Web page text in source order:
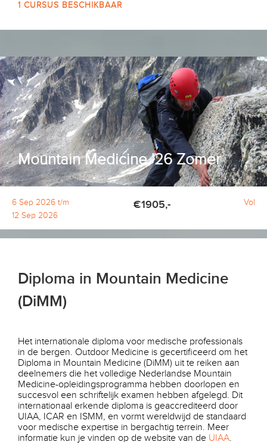
1 CURSUS BESCHIKBAAR
Mountain Medicine '26 Zomer
6 Sep 2026 t/m
12 Sep 2026
€1905,- Vol
Diploma in Mountain Medicine
(DiMM)
Het internationale diploma voor medische professionals
in de bergen. Outdoor Medicine is gecertificeerd om het
Diploma in Mountain Medicine (DiMM) uit te reiken aan
deelnemers die het volledige Nederlandse Mountain
Medicine-opleidingsprogramma hebben doorlopen en
succesvol een schriftelijk examen hebben afgelegd. Dit
internationaal erkende diploma is geaccrediteerd door
UIAA, ICAR en ISMM, en vormt wereldwijd de standaard
voor medische expertise in bergachtig terrein. Meer
informatie kun je vinden op de website van de UIAA.